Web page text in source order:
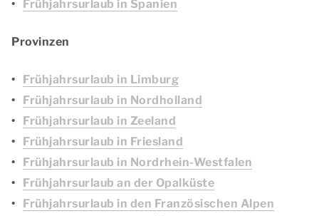
Frühjahrsurlaub in Spanien
Provinzen
Frühjahrsurlaub in Limburg
Frühjahrsurlaub in Nordholland
Frühjahrsurlaub in Zeeland
Frühjahrsurlaub in Friesland
Frühjahrsurlaub in Nordrhein-Westfalen
Frühjahrsurlaub an der Opalküste
Frühjahrsurlaub in den Französischen Alpen